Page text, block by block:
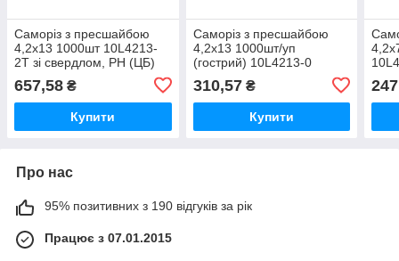
Саморіз з пресшайбою
4,2х13 1000шт 10L4213-
2T зі свердлом, PH (ЦБ)
657,58 ₴
Купити
Саморіз з пресшайбою
4,2х13 1000шт/уп
(гострий) 10L4213-0
310,57₴
Купити
Про нас
95% позитивних з 190 відгуків за рік
Працює з 07.01.2015